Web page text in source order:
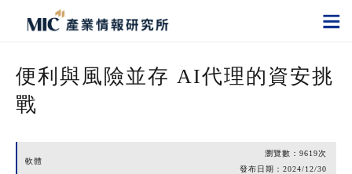
便利與風險並存 AI代理的資安挑
戰
軟體
瀏覽數： 9619次
發布日期： 2024/12/30